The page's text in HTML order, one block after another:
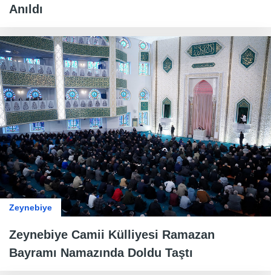
Anıldı
Zeynebiye
Zeynebiye Camii Külliyesi Ramazan
Bayramı Namazında Doldu Taştı